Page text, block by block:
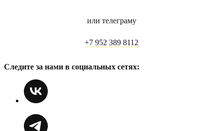
или телеграму
+7 952 389 8112
Следите за нами в социальных сетях: